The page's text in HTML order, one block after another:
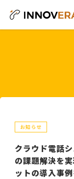
お知らせ
クラウド電話
の課題解決を
ットの導入事